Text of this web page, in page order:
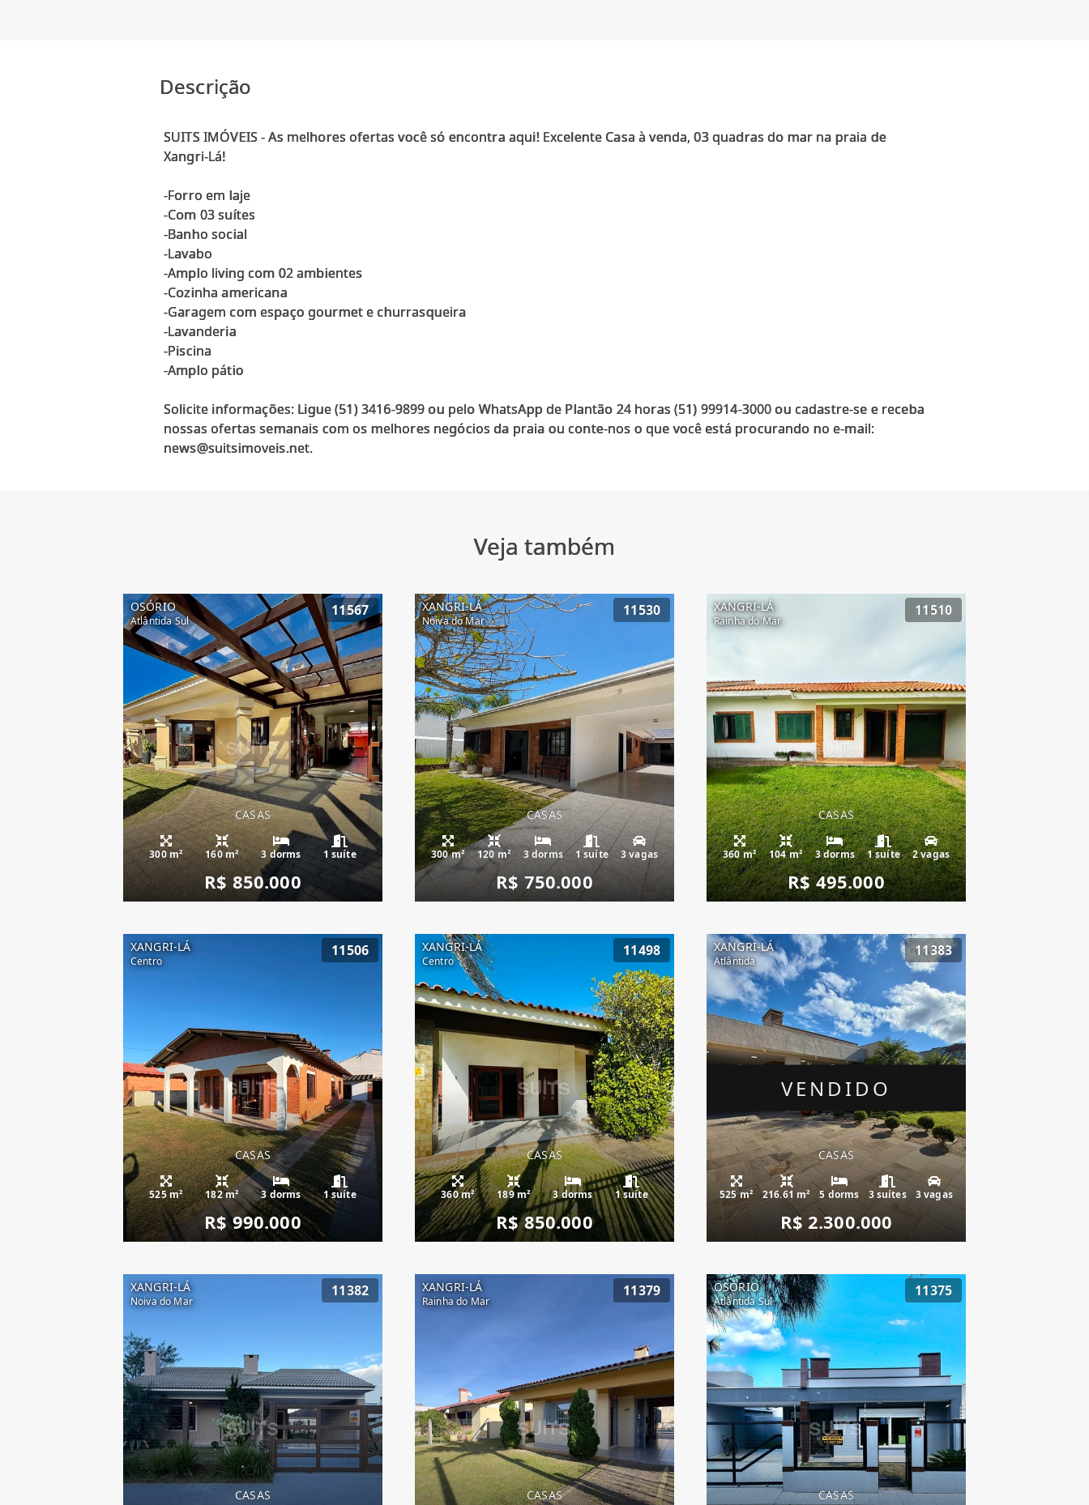
Descrição
SUITS IMÓVEIS - As melhores ofertas você só encontra aqui! Excelente Casa à venda, 03 quadras do mar na praia de
Xangri-Lá!
-Forro em laje
-Com 03 suítes
-Banho social
-Lavabo
-Amplo living com 02 ambientes
-Cozinha americana
-Garagem com espaço gourmet e churrasqueira
-Lavanderia
-Piscina
-Amplo pátio
Solicite informações: Ligue (51) 3416-9899 ou pelo WhatsApp de Plantão 24 horas (51) 99914-3000 ou cadastre-se e receba
nossas ofertas semanais com os melhores negócios da praia ou conte-nos o que você está procurando no e-mail:
Veja também
OSÓRIO
Atlântida Sul
11567
CASAS
300 m² 160 m² 3 dorms 1 suíte
R$ 850.000
XANGRI-LÁ
Noiva do Mar
11530
CASAS
300 m² 120 m² 3 dorms 1 suíte 3 vagas
R$ 750.000
XANGRI-LÁ
Rainha do Mar
11510
CASAS
360 m² 104 m² 3 dorms 1 suíte 2 vagas
R$ 495.000
XANGRI-LÁ
Centro
11506
CASAS
525 m² 182 m² 3 dorms 1 suíte
R$ 990.000
XANGRI-LÁ
Centro
11498
CASAS
360 m² 189 m² 3 dorms 1 suíte
R$ 850.000
VENDIDO
XANGRI-LÁ
Atlântida
11383
CASAS
525 m² 216.61 m² 5 dorms 3 suítes 3 vagas
R$ 2.300.000
XANGRI-LÁ
Noiva do Mar
11382
CASAS
XANGRI-LÁ
Rainha do Mar
11379
CASAS
OSÓRIO
Atlântida Sul
11375
CASAS